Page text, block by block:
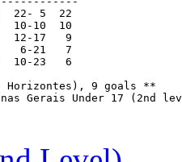
Horizontes), 9 goals **
Gerais Under 17 (2nd